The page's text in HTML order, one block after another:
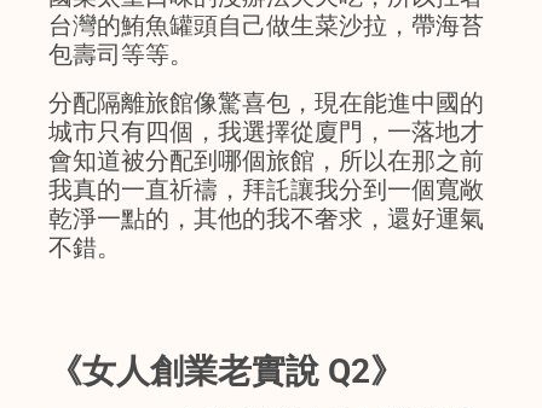
台灣的鮪魚罐頭自己做生菜沙拉，帶海苔
包壽司等等。
分配隔離旅館像驚喜包，現在能進中國的
城市只有四個，我選擇從廈門，一落地才
會知道被分配到哪個旅館，所以在那之前
我真的一直祈禱，拜託讓我分到一個寬敞
乾淨一點的，其他的我不奢求，還好運氣
不錯。
《女人創業老實說 Q2》